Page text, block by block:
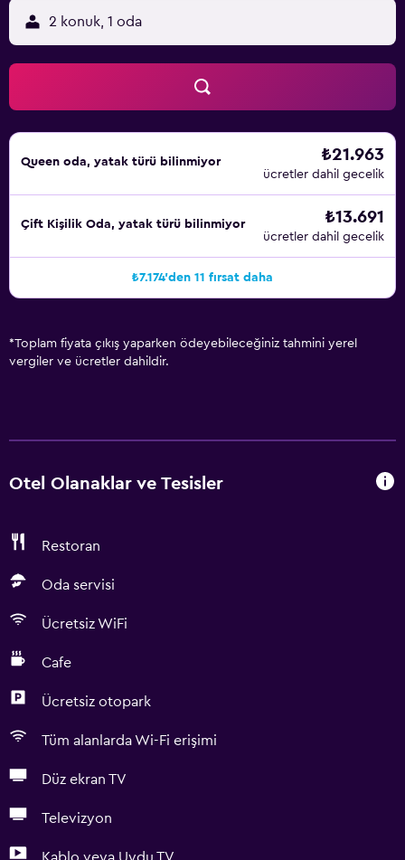
2 konuk, 1 oda
Queen oda, yatak türü bilinmiyor ₺21.963
ücretler dahil gecelik
Çift ​Kişilik Oda, yatak türü bilinmiyor ₺13.691
ücretler dahil gecelik
₺7.174'den 11 fırsat daha
*Toplam fiyata çıkış yaparken ödeyebileceğiniz tahmini yerel
vergiler ve ücretler dahildir.
Otel Olanaklar ve Tesisler
Restoran
Oda servisi
Ücretsiz WiFi
Cafe
Ücretsiz otopark
Tüm alanlarda Wi-Fi erişimi
Düz ekran TV
Televizyon